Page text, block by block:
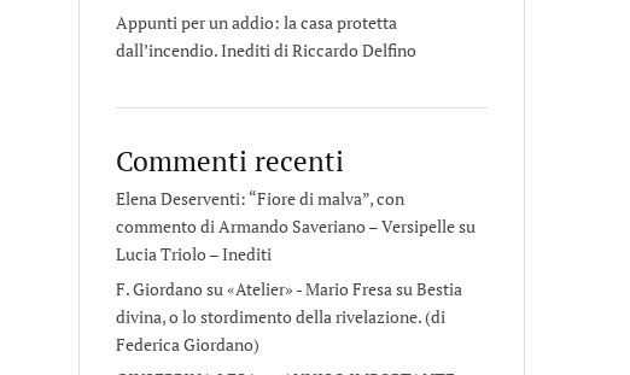
Appunti per un addio: la casa protetta
dall’incendio. Inediti di Riccardo Delfino
Commenti recenti
Elena Deserventi: “Fiore di malva”, con
commento di Armando Saveriano – Versipellesu
Lucia Triolo – Inediti
F. Giordano su «Atelier» - Mario FresasuBestia
divina, o lo stordimento della rivelazione. (di
Federica Giordano)